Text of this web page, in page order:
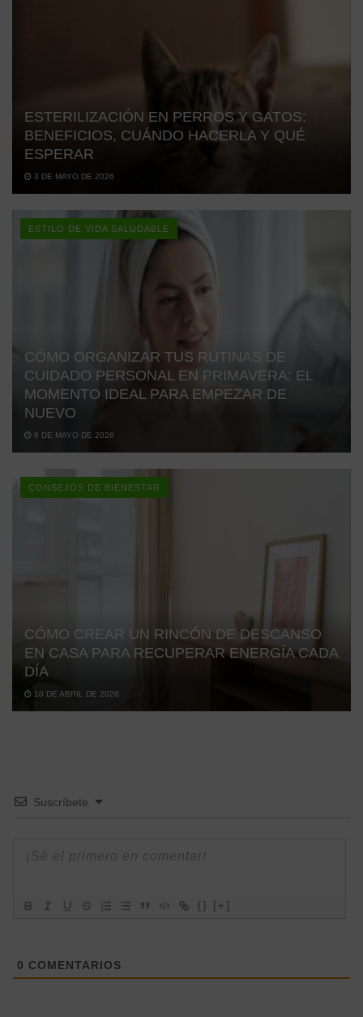
ESTERILIZACIÓN EN PERROS Y GATOS:
BENEFICIOS, CUÁNDO HACERLA Y QUÉ
ESPERAR
3 DE MAYO DE 2026
ESTILO DE VIDA SALUDABLE
CÓMO ORGANIZAR TUS RUTINAS DE
CUIDADO PERSONAL EN PRIMAVERA: EL
MOMENTO IDEAL PARA EMPEZAR DE
NUEVO
6 DE MAYO DE 2026
CONSEJOS DE BIENESTAR
CÓMO CREAR UN RINCÓN DE DESCANSO
EN CASA PARA RECUPERAR ENERGÍA CADA
DÍA
10 DE ABRIL DE 2026
Suscríbete
{} [+]
0 COMENTARIOS